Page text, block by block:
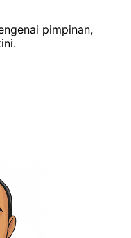
pimpinan,